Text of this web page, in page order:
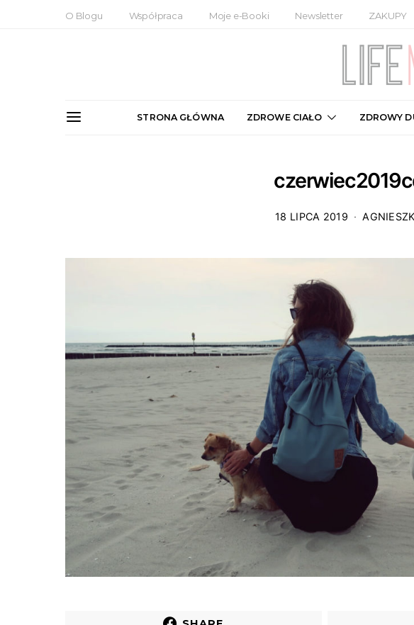
O Blogu Współpraca Moje e-Booki Newsletter ZAKUPY
STRONA GŁÓWNA ZDROWE CIAŁO ZDROWY
18 LIPCA 2019